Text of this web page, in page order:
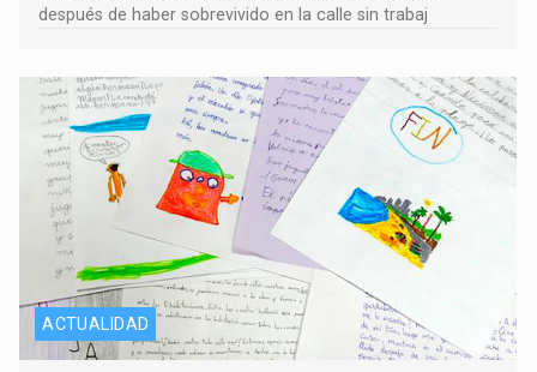
después de haber sobrevivido en la calle sin trabaj
ACTUALIDAD